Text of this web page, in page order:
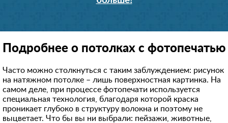
Подробнее о потолках с фотопечатью
Часто можно столкнуться с таким заблуждением: рисунок
на натяжном потолке – лишь поверхностная картинка. На
самом деле, при процессе фотопечати используется
специальная технология, благодаря которой краска
проникает глубоко в структуру волокна и поэтому не
выцветает. Что бы вы ни выбрали: пейзажи, животные,